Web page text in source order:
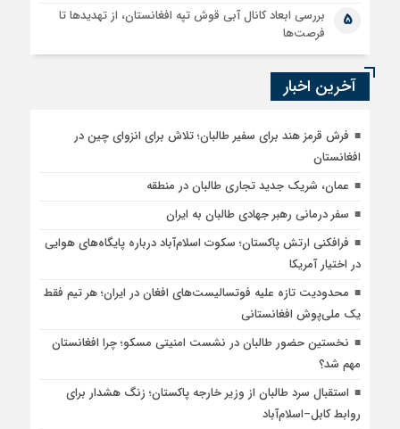
5
بررسی ابعاد کانال آبی قوش تپه افغانستان، از تهدیدها تا
فرصت‌ها
آخرین اخبار
فرش قرمز هند برای سفیر طالبان؛ تلاش برای انزوای چین در
افغانستان
عمان، شریک جدید تجاری طالبان در منطقه
سفر درمانی رهبر جهادی طالبان به ایران
فرافکنی ارتش پاکستان؛ سکوت اسلام‌آباد درباره پایگاه‌های هوایی
در اختیار آمریکا
محدودیت تازه علیه فوتسالیست‌های افغان در ایران؛ هر تیم فقط
یک ملی‌پوش افغانستانی
نخستین حضور طالبان در نشست امنیتی مسکو؛ چرا افغانستان
مهم شد؟
استقبال سرد طالبان از وزیر خارجه پاکستان؛ زنگ هشدار برای
روابط کابل–اسلام‌آباد